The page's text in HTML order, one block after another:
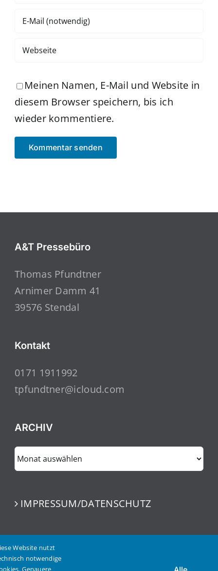
Meinen Namen, E-Mail und Website in
diesem Browser speichern, bis ich
wieder kommentiere.
A&T Pressebüro
Thomas Pfundtner
Arnimer Damm 41
39576 Stendal
Kontakt
0171 1911992
tpfundtner@icloud.com
ARCHIV
ARCHIV
IMPRESSUM/DATENSCHUTZ
Website nutzt
notwendige
Genauere